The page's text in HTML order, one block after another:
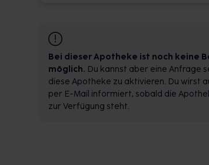
Bei dieser Apotheke ist noch keine
möglich. Du kannst aber eine Anfrage
diese Apotheke zu aktivieren. Du wirst
per E-Mail informiert, sobald die
zur Verfügung steht.